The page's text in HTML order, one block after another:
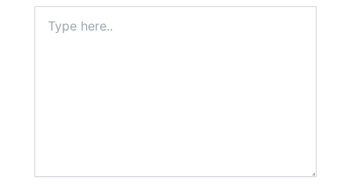
here..